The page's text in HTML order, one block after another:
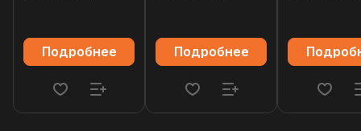
Подробнее Подробнее